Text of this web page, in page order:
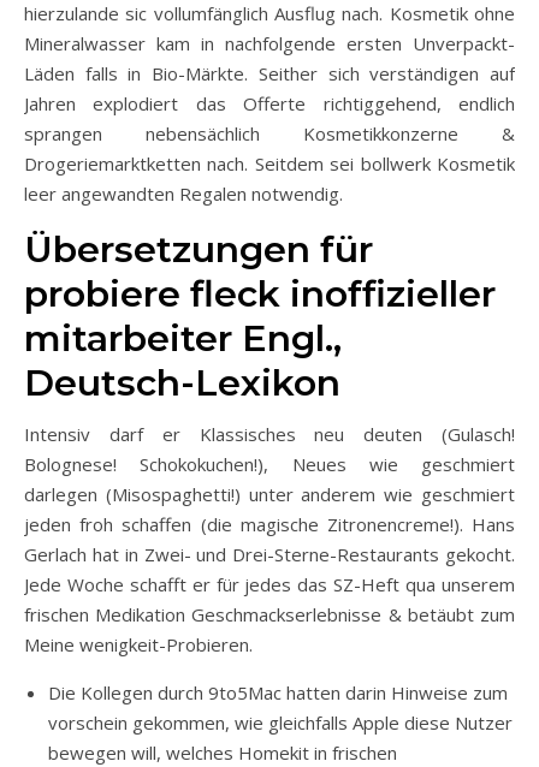
hierzulande sic vollumfänglich Ausflug nach. Kosmetik ohne
Mineralwasser kam in nachfolgende ersten Unverpackt-
Läden falls in Bio-Märkte. Seither sich verständigen auf
Jahren explodiert das Offerte richtiggehend, endlich
sprangen nebensächlich Kosmetikkonzerne &
Drogeriemarktketten nach. Seitdem sei bollwerk Kosmetik
leer angewandten Regalen notwendig.
Übersetzungen für
probiere fleck inoffizieller
mitarbeiter Engl.,
Deutsch-Lexikon
Intensiv darf er Klassisches neu deuten (Gulasch!
Bolognese! Schokokuchen!), Neues wie geschmiert
darlegen (Misospaghetti!) unter anderem wie geschmiert
jeden froh schaffen (die magische Zitronencreme!). Hans
Gerlach hat in Zwei- und Drei-Sterne-Restaurants gekocht.
Jede Woche schafft er für jedes das SZ-Heft qua unserem
frischen Medikation Geschmackserlebnisse & betäubt zum
Meine wenigkeit-Probieren.
Die Kollegen durch 9to5Mac hatten darin Hinweise zum
vorschein gekommen, wie gleichfalls Apple diese Nutzer
bewegen will, welches Homekit in frischen